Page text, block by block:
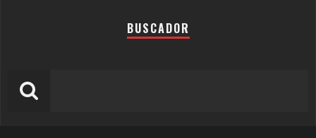
BUSCADOR